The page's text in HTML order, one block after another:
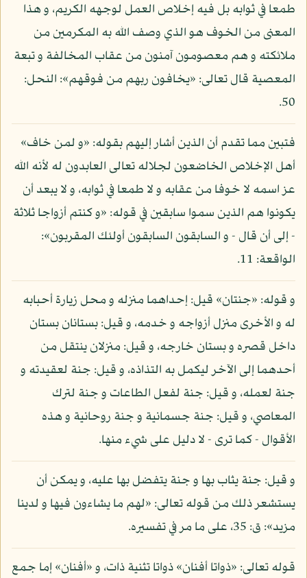
طمعا في ثوابه بل فيه إخلاص العمل لوجهه الكريم، و هذا
المعنى من الخوف هو الذي وصف الله به المكرمين من
ملائكته و هم معصومون آمنون من عقاب المخالفة و تبعة
المعصية قال تعالى: «يخافون ربهم من فوقهم»: النحل:
50.
فتبين مما تقدم أن الذين أشار إليهم بقوله: «و لمن خاف»
أهل الإخلاص الخاضعون لجلاله تعالى العابدون له لأنه الله
عز اسمه لا خوفا من عقابه و لا طمعا في ثوابه، و لا يبعد أن
يكونوا هم الذين سموا سابقين في قوله: «و كنتم أزواجا ثلاثة
- إلى أن قال - و السابقون السابقون أولئك المقربون»:
الواقعة: 11.
و قوله: «جنتان» قيل: إحداهما منزله و محل زيارة أحبابه
له و الأخرى منزل أزواجه و خدمه، و قيل: بستانان بستان
داخل قصره و بستان خارجه، و قيل: منزلان ينتقل من
أحدهما إلى الآخر ليكمل به التذاذه، و قيل: جنة لعقيدته و
جنة لعمله، و قيل: جنة لفعل الطاعات و جنة لترك
المعاصي، و قيل: جنة جسمانية و جنة روحانية و هذه
الأقوال - كما ترى - لا دليل على شيء منها.
و قيل: جنة يثاب بها و جنة يتفضل بها عليه، و يمكن أن
يستشعر ذلك من قوله تعالى: «لهم ما يشاءون فيها و لدينا
مزيد»: ق: 35، على ما مر في تفسيره.
قوله تعالى: «ذواتا أفنان» ذواتا تثنية ذات، و «أفنان» إما جمع